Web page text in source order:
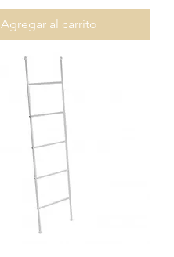
Agregar al carrito